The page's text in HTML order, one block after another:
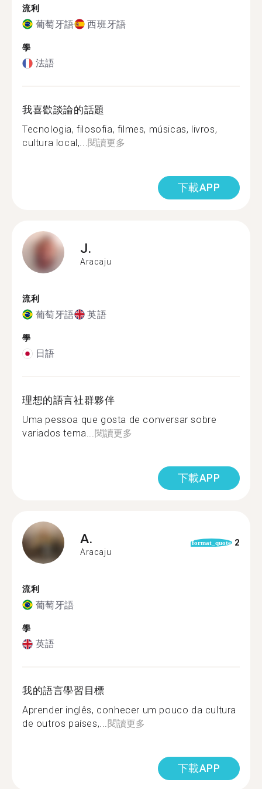
流利
葡萄牙語 西班牙語
學
法語
我喜歡談論的話題
Tecnologia, filosofia, filmes, músicas, livros,
cultura local,...閱讀更多
下載APP
J.
Aracaju
流利
葡萄牙語 英語
學
日語
理想的語言社群夥伴
Uma pessoa que gosta de conversar sobre
variados tema...閱讀更多
下載APP
A.
Aracaju
format_quote 2
流利
葡萄牙語
學
英語
我的語言學習目標
Aprender inglês, conhecer um pouco da cultura
de outros países,...閱讀更多
下載APP